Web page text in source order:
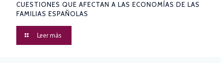
CUESTIONES QUE AFECTAN A LAS ECONOMÍAS DE LAS
FAMILIAS ESPAÑOLAS
Leer más